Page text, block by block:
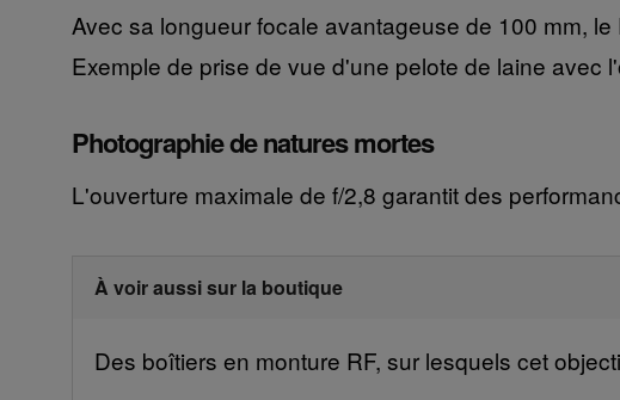
Avec sa longueur focale avantageuse de 100 mm,
Exemple de prise de vue d'une pelote de laine avec
Photographie de natures mortes
L'ouverture maximale de f/2,8 garantit des
À voir aussi sur la boutique
Des boîtiers en monture RF, sur lesquels cet